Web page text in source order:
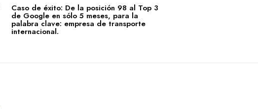
Caso de éxito: De la posición 98 al Top 3
de Google en sólo 5 meses, para la
palabra clave: empresa de transporte
internacional.